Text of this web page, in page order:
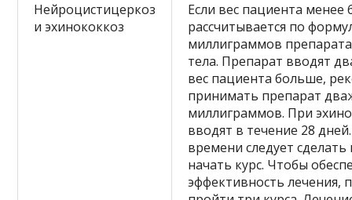
Нейроцистицеркоз
и эхинококкоз
Если вес пациента менее
рассчитывается по
миллиграммов
тела. Препарат вводят
вес пациента больше,
принимать препарат
миллиграммов. При
вводят в течение 28
времени следует
начать курс. Чтобы
эффективность лечения,